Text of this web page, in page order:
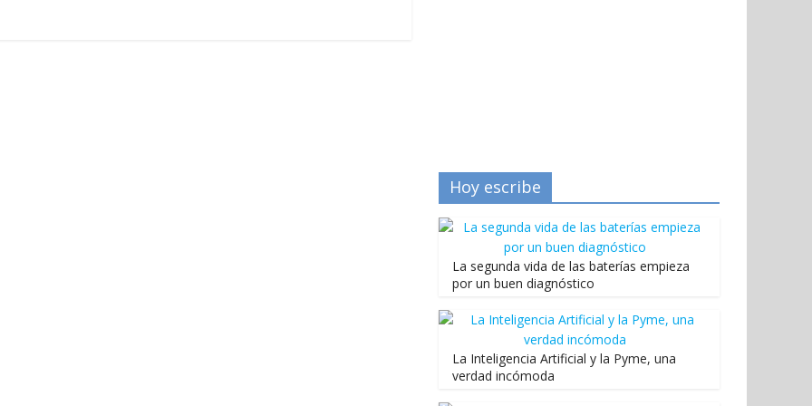
Hoy escribe
La segunda vida de las baterías empieza
por un buen diagnóstico
La Inteligencia Artificial y la Pyme, una
verdad incómoda